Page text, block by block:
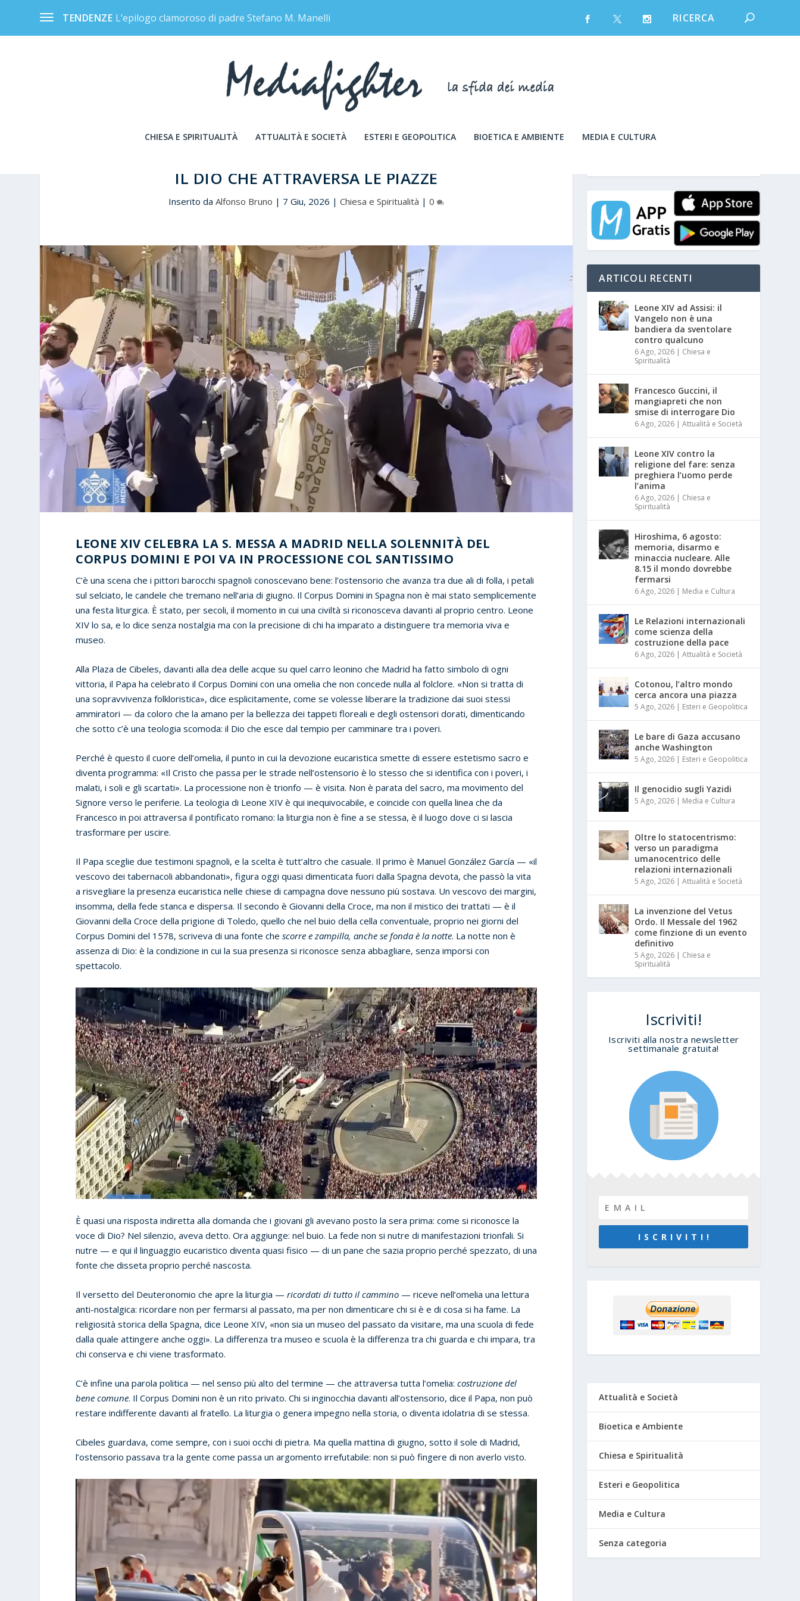
TENDENZE L’epilogo clamoroso di padre Stefano M. Manelli
CHIESA E SPIRITUALITÀ ATTUALITÀ E SOCIETÀ ESTERI E GEOPOLITICA BIOETICA E AMBIENTE MEDIA E CULTURA
IL DIO CHE ATTRAVERSA LE PIAZZE
Inserito daAlfonso Bruno | 7 Giu, 2026 |Chiesa e Spiritualità |0
LEONE XIV CELEBRA LA S. MESSA A MADRID NELLA SOLENNITÀ DEL
CORPUS DOMINI E POI VA IN PROCESSIONE COL SANTISSIMO
C’è una scena che i pittori barocchi spagnoli conoscevano bene: l’ostensorio che avanza tra due ali di folla, i petali
sul selciato, le candele che tremano nell’aria di giugno. Il Corpus Domini in Spagna non è mai stato semplicemente
una festa liturgica. È stato, per secoli, il momento in cui una civiltà si riconosceva davanti al proprio centro. Leone
XIV lo sa, e lo dice senza nostalgia ma con la precisione di chi ha imparato a distinguere tra memoria viva e
museo.
Alla Plaza de Cibeles, davanti alla dea delle acque su quel carro leonino che Madrid ha fatto simbolo di ogni
vittoria, il Papa ha celebrato il Corpus Domini con una omelia che non concede nulla al folclore. «Non si tratta di
una sopravvivenza folkloristica», dice esplicitamente, come se volesse liberare la tradizione dai suoi stessi
ammiratori — da coloro che la amano per la bellezza dei tappeti floreali e degli ostensori dorati, dimenticando
che sotto c’è una teologia scomoda: il Dio che esce dal tempio per camminare tra i poveri.
Perché è questo il cuore dell’omelia, il punto in cui la devozione eucaristica smette di essere estetismo sacro e
diventa programma: «Il Cristo che passa per le strade nell’ostensorio è lo stesso che si identifica con i poveri, i
malati, i soli e gli scartati». La processione non è trionfo — è visita. Non è parata del sacro, ma movimento del
Signore verso le periferie. La teologia di Leone XIV è qui inequivocabile, e coincide con quella linea che da
Francesco in poi attraversa il pontificato romano: la liturgia non è fine a se stessa, è il luogo dove ci si lascia
trasformare per uscire.
Il Papa sceglie due testimoni spagnoli, e la scelta è tutt’altro che casuale. Il primo è Manuel González García — «il
vescovo dei tabernacoli abbandonati», figura oggi quasi dimenticata fuori dalla Spagna devota, che passò la vita
a risvegliare la presenza eucaristica nelle chiese di campagna dove nessuno più sostava. Un vescovo dei margini,
insomma, della fede stanca e dispersa. Il secondo è Giovanni della Croce, ma non il mistico dei trattati — è il
Giovanni della Croce della prigione di Toledo, quello che nel buio della cella conventuale, proprio nei giorni del
Corpus Domini del 1578, scriveva di una fonte chescorre e zampilla, anche se fonda è la notte. La notte non è
assenza di Dio: è la condizione in cui la sua presenza si riconosce senza abbagliare, senza imporsi con
spettacolo.
È quasi una risposta indiretta alla domanda che i giovani gli avevano posto la sera prima: come si riconosce la
voce di Dio? Nel silenzio, aveva detto. Ora aggiunge: nel buio. La fede non si nutre di manifestazioni trionfali. Si
nutre — e qui il linguaggio eucaristico diventa quasi fisico — di un pane che sazia proprio perché spezzato, di una
fonte che disseta proprio perché nascosta.
Il versetto del Deuteronomio che apre la liturgia —ricordati di tutto il cammino — riceve nell’omelia una lettura
anti-nostalgica: ricordare non per fermarsi al passato, ma per non dimenticare chi si è e di cosa si ha fame. La
religiosità storica della Spagna, dice Leone XIV, «non sia un museo del passato da visitare, ma una scuola di fede
dalla quale attingere anche oggi». La differenza tra museo e scuola è la differenza tra chi guarda e chi impara, tra
chi conserva e chi viene trasformato.
C’è infine una parola politica — nel senso più alto del termine — che attraversa tutta l’omelia:costruzione del
bene comune. Il Corpus Domini non è un rito privato. Chi si inginocchia davanti all’ostensorio, dice il Papa, non può
restare indifferente davanti al fratello. La liturgia o genera impegno nella storia, o diventa idolatria di se stessa.
Cibeles guardava, come sempre, con i suoi occhi di pietra. Ma quella mattina di giugno, sotto il sole di Madrid,
l’ostensorio passava tra la gente come passa un argomento irrefutabile: non si può fingere di non averlo visto.
ARTICOLI RECENTI
Leone XIV ad Assisi: il
Vangelo non è una
bandiera da sventolare
contro qualcuno
6 Ago, 2026 | Chiesa e
Spiritualità
Francesco Guccini, il
mangiapreti che non
smise di interrogare Dio
6 Ago, 2026 |Attualità e Società
Leone XIV contro la
religione del fare: senza
preghiera l’uomo perde
l’anima
6 Ago, 2026 | Chiesa e
Spiritualità
Hiroshima, 6 agosto:
memoria, disarmo e
minaccia nucleare. Alle
8.15 il mondo dovrebbe
fermarsi
6 Ago, 2026 | Media e Cultura
Le Relazioni internazionali
come scienza della
costruzione della pace
6 Ago, 2026 |Attualità e Società
Cotonou, l’altro mondo
cerca ancora una piazza
5 Ago, 2026 | Esteri e Geopolitica
Le bare di Gaza accusano
anche Washington
5 Ago, 2026 | Esteri e Geopolitica
Il genocidio sugli Yazidi
5 Ago, 2026 | Media e Cultura
Oltre lo statocentrismo:
verso un paradigma
umanocentrico delle
relazioni internazionali
5 Ago, 2026 |Attualità e Società
La invenzione del Vetus
Ordo. Il Messale del 1962
come finzione di un evento
definitivo
5 Ago, 2026 | Chiesa e
Spiritualità
Iscriviti!
Iscriviti alla nostra newsletter
settimanale gratuita!
I S C R I V I T I !
Attualità e Società
Bioetica e Ambiente
Chiesa e Spiritualità
Esteri e Geopolitica
Media e Cultura
Senza categoria